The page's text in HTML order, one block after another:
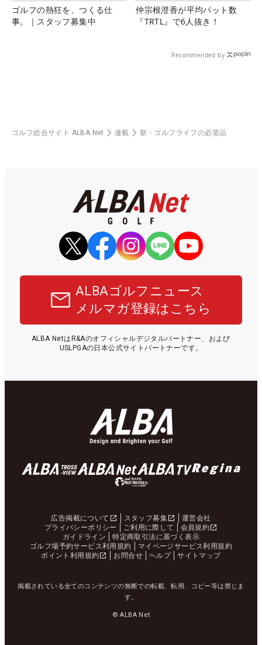
ゴルフの熱狂を、つくる仕
事。｜スタッフ募集中
仲宗根澄香が平均パット数
『TRTL』で6人抜き！
Recommended by
ゴルフ総合サイト ALBA Net 連載 新・ゴルフライフの必需品
ALBAゴルフニュース
メルマガ登録はこちら
ALBA NetはR&Aのオフィシャルデジタルパートナー、および
USLPGAの日本公式サイトパートナーです。
広告掲載について スタッフ募集
運営会社
プライバシーポリシー
ご利用に際して
会員規約
ガイドライン
特定商取引法に基づく表示
ゴルフ場予約サービス利用規約
マイページサービス利用規約
ポイント利用規約
お問合せ ヘルプ サイトマップ
掲載されている全てのコンテンツの無断での転載、転用、コピー等は禁じま
す。
© ALBA Net